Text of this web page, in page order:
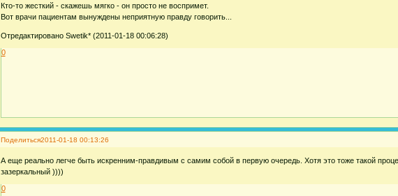
Кто-то жесткий - скажешь мягко - он просто не воспримет.
Вот врачи пациентам вынуждены неприятную правду говорить...
Отредактировано Swetik* (2011-01-18 00:06:28)
0
Поделиться2011-01-18 00:13:26
А еще реально легче быть искренним-правдивым с самим собой в первую очередь. Хотя это тоже такой
зазеркальный ))))
0